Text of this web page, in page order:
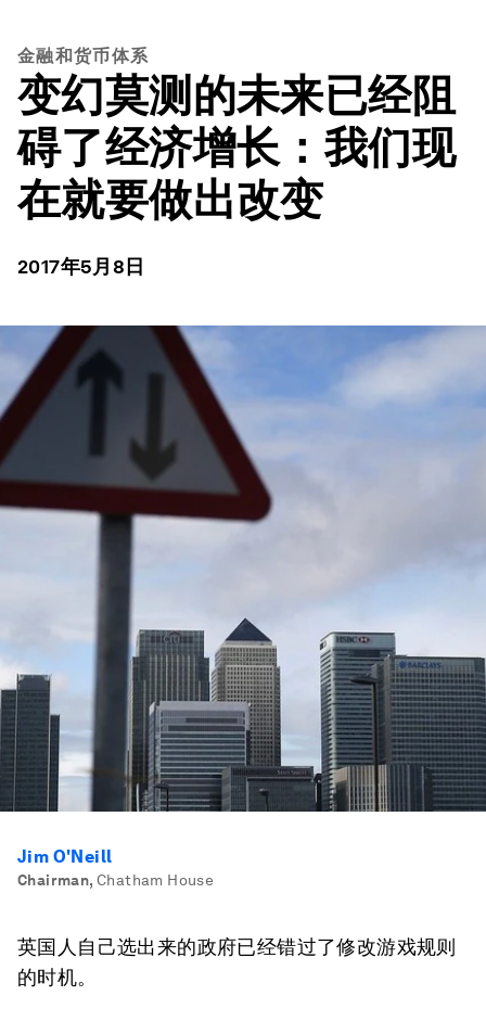
金融和货币体系
变幻莫测的未来已经阻
碍了经济增长：我们现
在就要做出改变
2017年5月8日
Jim O'Neill
Chairman, Chatham House
英国人自己选出来的政府已经错过了修改游戏规则
的时机。